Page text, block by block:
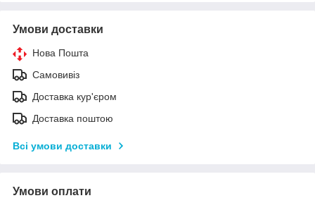
Умови доставки
Нова Пошта
Самовивіз
Доставка кур'єром
Доставка поштою
Всі умови доставки
Умови оплати